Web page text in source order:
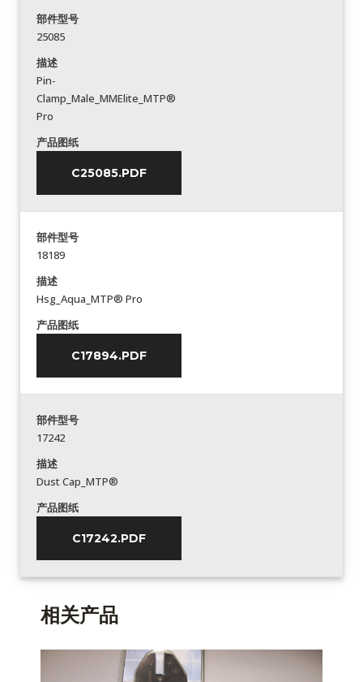
部件型号
25085
描述
Pin-
Clamp_Male_MMElite_MTP®
Pro
产品图纸
C25085.PDF
部件型号
18189
描述
Hsg_Aqua_MTP® Pro
产品图纸
C17894.PDF
部件型号
17242
描述
Dust Cap_MTP®
产品图纸
C17242.PDF
相关产品